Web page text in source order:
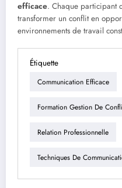
efficace. Chaque participant
transformer un conflit en
environnements de travail
Étiquette
Communication Efficace
Formation Gestion De
Relation Professionnelle
Techniques De